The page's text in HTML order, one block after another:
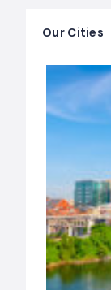
Our Cities